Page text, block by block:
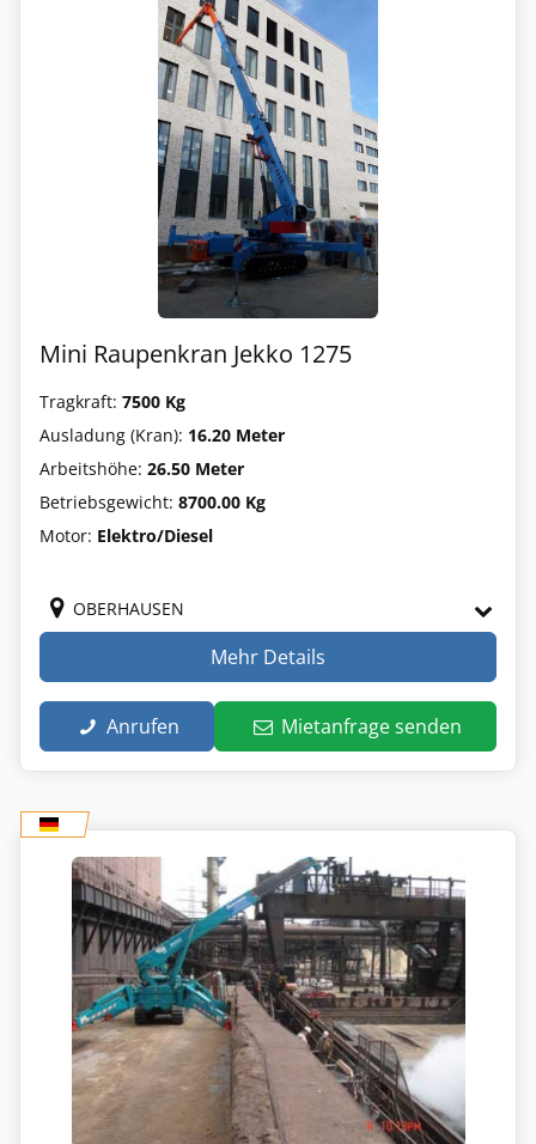
Mini Raupenkran Jekko 1275
Tragkraft: 7500 Kg
Ausladung (Kran): 16.20 Meter
Arbeitshöhe: 26.50 Meter
Betriebsgewicht: 8700.00 Kg
Motor: Elektro/Diesel
OBERHAUSEN
Mehr Details
Anrufen Mietanfrage senden